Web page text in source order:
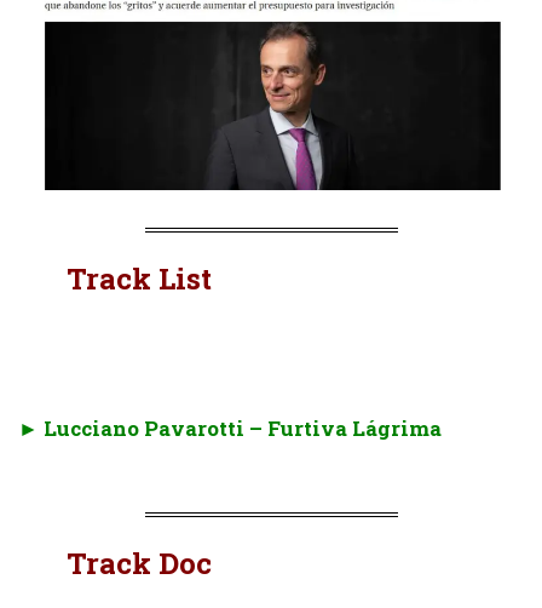
Track List
► Lucciano Pavarotti – Furtiva Lágrima
Track Doc